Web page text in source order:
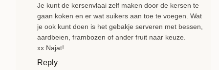
Je kunt de kersenvlaai zelf maken door de kersen te
gaan koken en er wat suikers aan toe te voegen. Wat
je ook kunt doen is het gebakje serveren met bessen,
aardbeien, frambozen of ander fruit naar keuze.
xx Najat!
Reply